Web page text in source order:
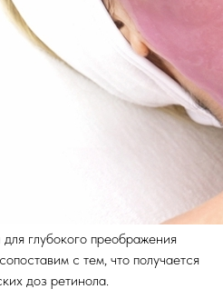
глубокого преображения
с тем, что получается
доз ретинола.